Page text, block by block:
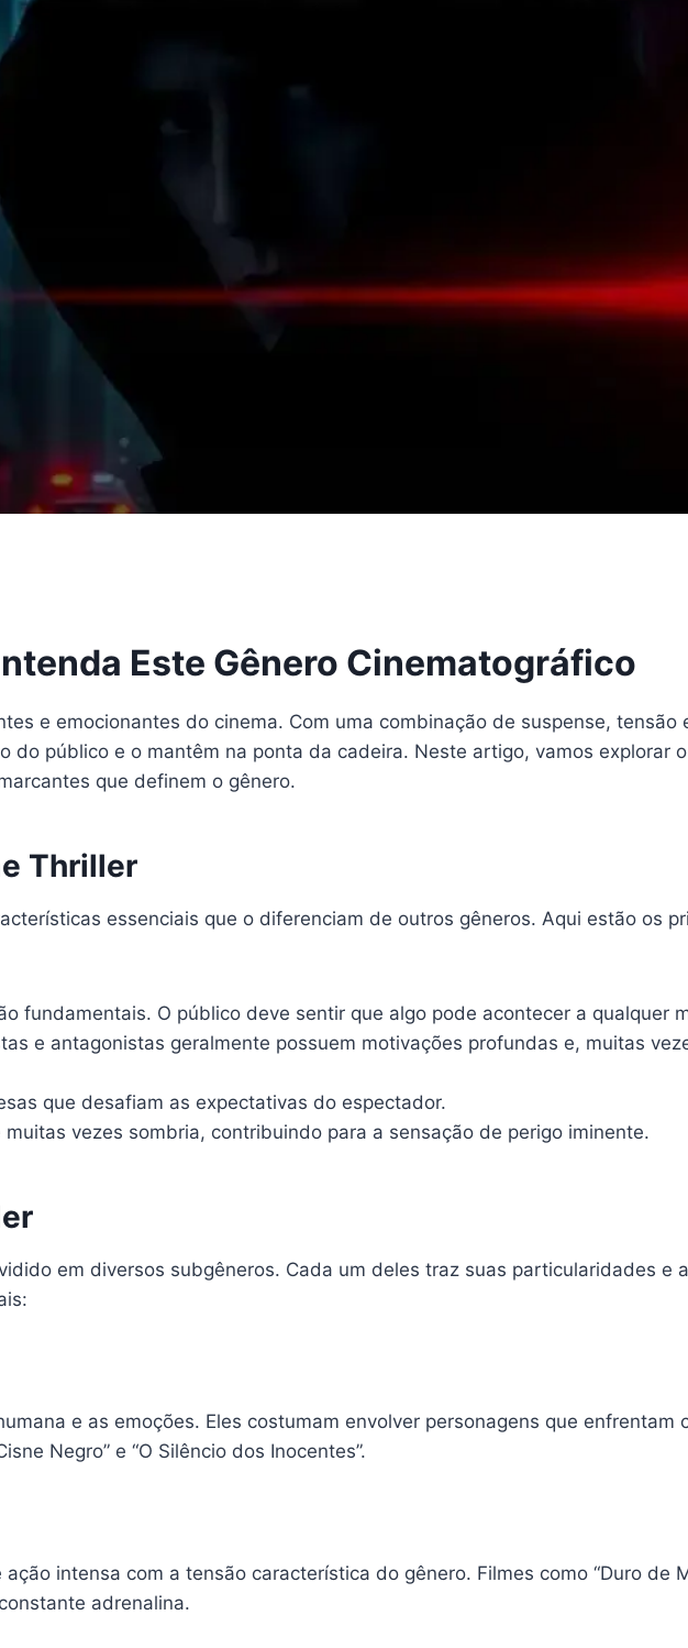
Este Gênero Cinematográfico
e emocionantes do cinema. Com uma combinação de suspense, tensão
do público e o mantêm na ponta da cadeira. Neste artigo, vamos explorar
que definem o gênero.
Thriller
essenciais que o diferenciam de outros gêneros. Aqui estão os
fundamentais. O público deve sentir que algo pode acontecer a qualquer
e antagonistas geralmente possuem motivações profundas e, muitas
que desafiam as expectativas do espectador.
vezes sombria, contribuindo para a sensação de perigo iminente.
em diversos subgêneros. Cada um deles traz suas particularidades e
e as emoções. Eles costumam envolver personagens que enfrentam
Negro” e “O Silêncio dos Inocentes”.
intensa com a tensão característica do gênero. Filmes como “Duro de
adrenalina.